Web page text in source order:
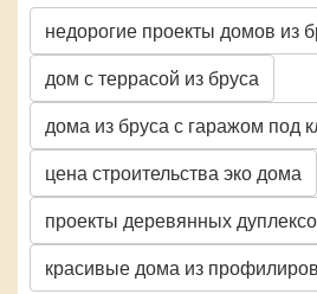
недорогие проекты домов из
дом с террасой из бруса
дома из бруса с гаражом под
цена строительства эко дома
проекты деревянных
красивые дома из